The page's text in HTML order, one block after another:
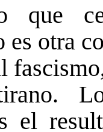
que
es otra
el